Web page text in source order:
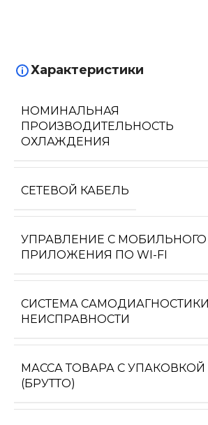
Характеристики
НОМИНАЛЬНАЯ
ПРОИЗВОДИТЕЛЬНОСТЬ
ОХЛАЖДЕНИЯ
СЕТЕВОЙ КАБЕЛЬ
УПРАВЛЕНИЕ C МОБИЛЬНОГО
ПРИЛОЖЕНИЯ ПО WI-FI
СИСТЕМА САМОДИАГНОСТИКИ
НЕИСПРАВНОСТИ
МАССА ТОВАРА С УПАКОВКОЙ
(БРУТТО)